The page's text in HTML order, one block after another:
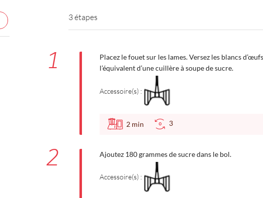
3 étapes
1
Placez le fouet sur les lames. Versez les blancs
l’équivalent d’une cuillère à soupe de sucre.
Accessoire(s) :
2 min 3
2 Ajoutez 180 grammes de sucre dans le bol.
Accessoire(s) :